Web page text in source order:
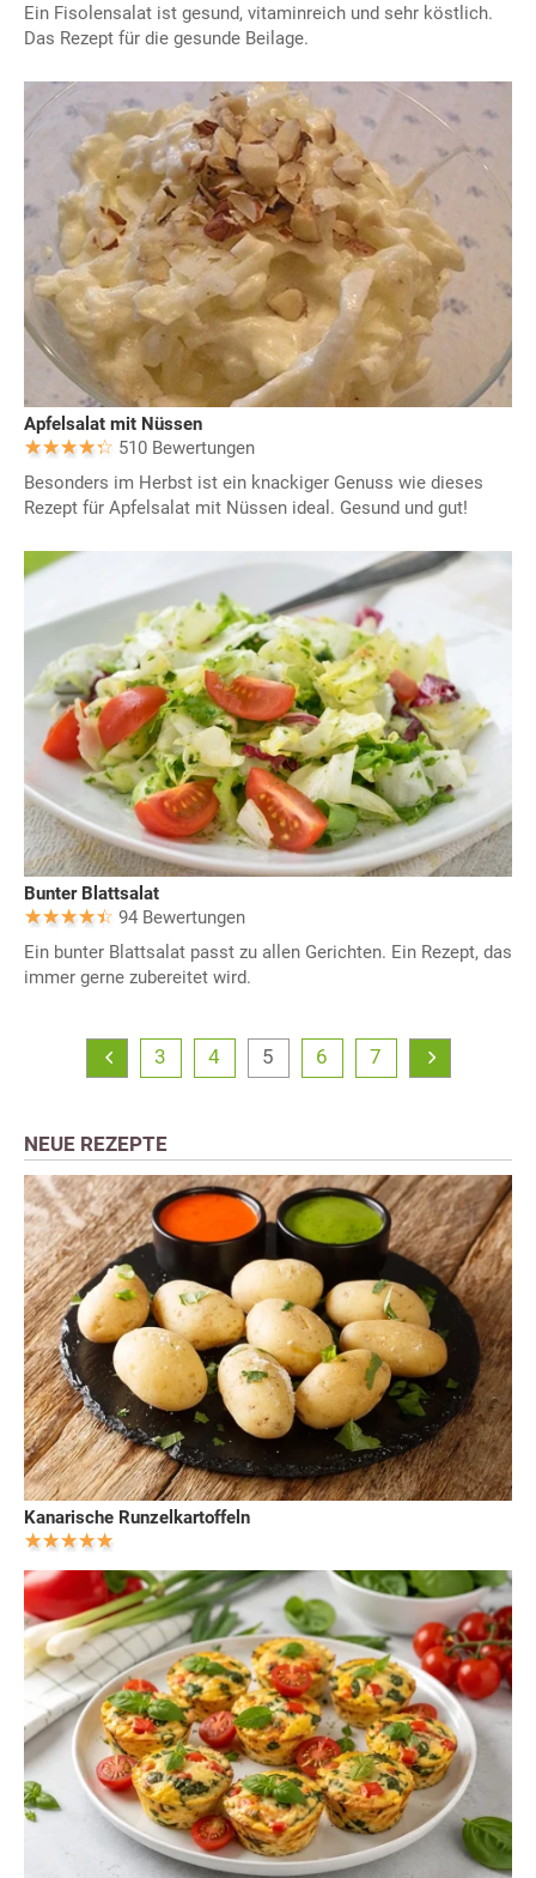
Ein Fisolensalat ist gesund, vitaminreich und sehr köstlich.
Das Rezept für die gesunde Beilage.
Apfelsalat mit Nüssen
510 Bewertungen
Besonders im Herbst ist ein knackiger Genuss wie dieses
Rezept für Apfelsalat mit Nüssen ideal. Gesund und gut!
Bunter Blattsalat
94 Bewertungen
Ein bunter Blattsalat passt zu allen Gerichten. Ein Rezept, das
immer gerne zubereitet wird.
3 4 5 6 7
NEUE REZEPTE
Kanarische Runzelkartoffeln